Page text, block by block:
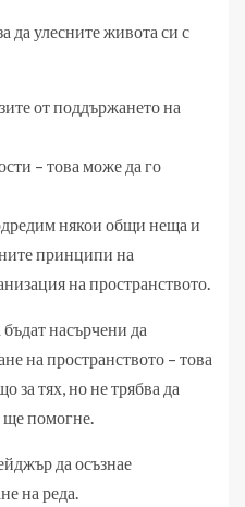
да улесните живота си с
от поддържането на
– това може да го
някои общи неща и
принципи на
на пространството.
насърчени да
на пространството – това
за тях, но не трябва да
ще помогне.
да осъзнае
на реда.